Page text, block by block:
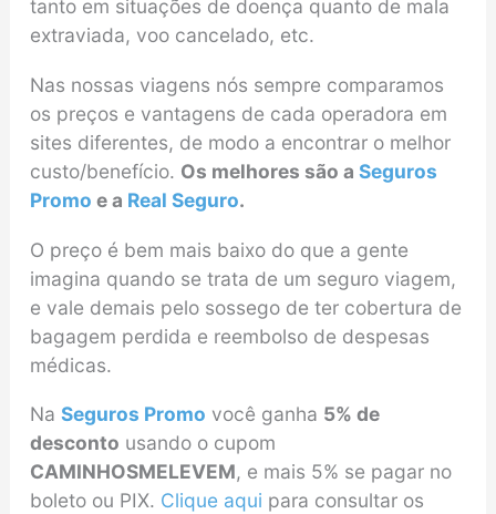
tanto em situações de doença quanto de mala
extraviada, voo cancelado, etc.
Nas nossas viagens nós sempre comparamos
os preços e vantagens de cada operadora em
sites diferentes, de modo a encontrar o melhor
custo/benefício. Os melhores são a Seguros
Promo e a Real Seguro.
O preço é bem mais baixo do que a gente
imagina quando se trata de um seguro viagem,
e vale demais pelo sossego de ter cobertura de
bagagem perdida e reembolso de despesas
médicas.
Na Seguros Promo você ganha 5% de
desconto usando o cupom
CAMINHOSMELEVEM, e mais 5% se pagar no
boleto ou PIX. Clique aqui para consultar os